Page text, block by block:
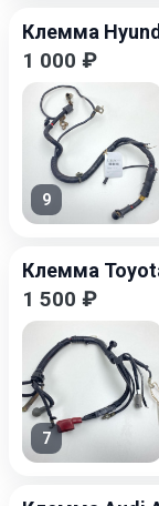
Клемма
1 000 ₽
9
Клемма
1 500 ₽
7